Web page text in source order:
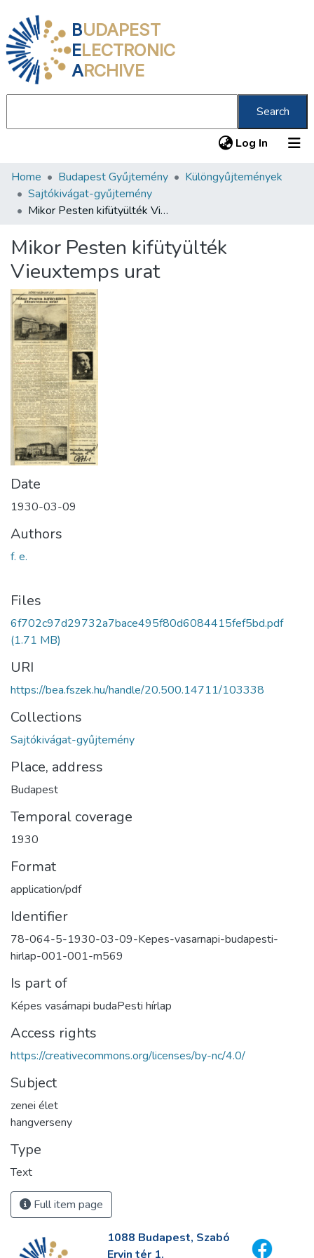
BUDAPEST
ELECTRONIC
ARCHIVE
Search
Log In (current)
Communities & Collections
All of DSpace
About us
Home Budapest Gyűjtemény
Különgyűjtemények
Sajtókivágat-gyűjtemény
Mikor Pesten kifütyülték Vieuxtemps urat
Mikor Pesten kifütyülték
Vieuxtemps urat
Date
1930-03-09
Authors
f. e.
Files
6f702c97d29732a7bace495f80d6084415fef5bd.pdf
(1.71 MB)
URI
https://bea.fszek.hu/handle/20.500.14711/103338
Collections
Sajtókivágat-gyűjtemény
Place, address
Budapest
Temporal coverage
1930
Format
application/pdf
Identifier
78-064-5-1930-03-09-Kepes-vasarnapi-budapesti-
hirlap-001-001-m569
Is part of
Képes vasárnapi budaPesti hírlap
Access rights
https://creativecommons.org/licenses/by-nc/4.0/
Subject
zenei élet
hangverseny
Type
Text
Full item page
1088 Budapest, Szabó
Ervin tér 1.